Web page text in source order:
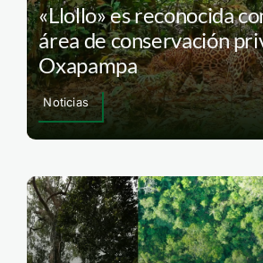
«Llollo» es reconocida
área de conservación
Oxapampa
Noticias